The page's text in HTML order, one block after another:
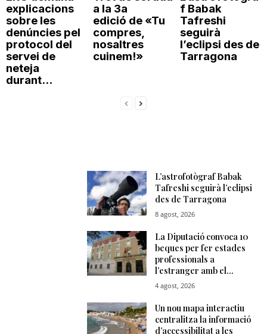
explicacions
sobre les
denúncies pel
protocol del
servei de
neteja
durant...
a la 3a
edició de «Tu
compres,
nosaltres
cuinem!»
f Babak
Tafreshi
seguirà
l’eclipsi des de
Tarragona